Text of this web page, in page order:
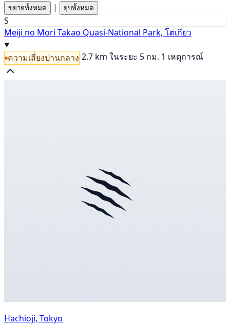
ขยายทั้งหมด | ยุบทั้งหมด
S
Meiji no Mori Takao Quasi-National Park, โตเกียว
ความเสี่ยงปานกลาง 2.7 km ในระยะ 5 กม. 1 เหตุการณ์
Hachioji, Tokyo